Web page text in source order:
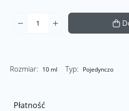
Rozmiar: 10 ml Typ: Pojedynczo
Płatność